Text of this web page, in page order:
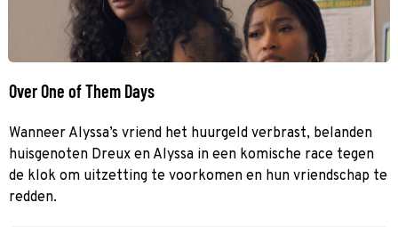
Over One of Them Days
Wanneer Alyssa’s vriend het huurgeld verbrast, belanden
huisgenoten Dreux en Alyssa in een komische race tegen
de klok om uitzetting te voorkomen en hun vriendschap te
redden.